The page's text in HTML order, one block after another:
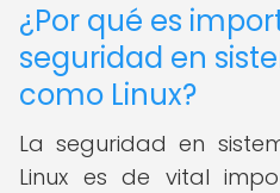
¿Por qué es
seguridad en
como Linux?
La seguridad en
Linux es de vital